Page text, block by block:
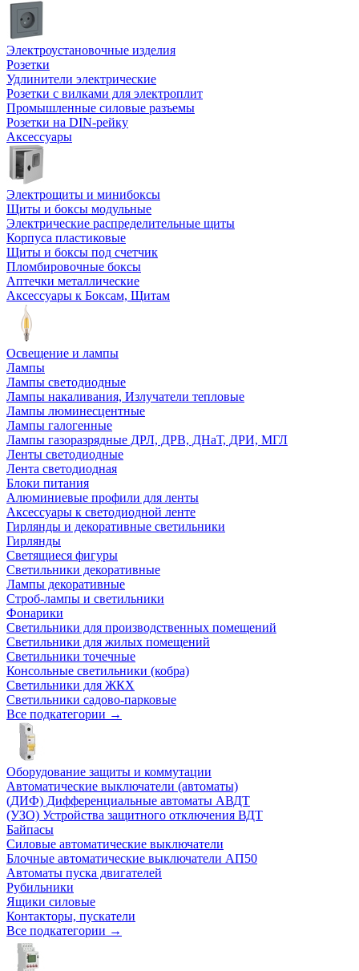
Электроустановочные изделия
Розетки
Удлинители электрические
Розетки с вилками для электроплит
Промышленные силовые разъемы
Розетки на DIN-рейку
Аксессуары
Электрощиты и минибоксы
Щиты и боксы модульные
Электрические распределительные щиты
Корпуса пластиковые
Щиты и боксы под счетчик
Пломбировочные боксы
Аптечки металлические
Аксессуары к Боксам, Щитам
Освещение и лампы
Лампы
Лампы светодиодные
Лампы накаливания, Излучатели тепловые
Лампы люминесцентные
Лампы галогенные
Лампы газоразрядные ДРЛ, ДРВ, ДНаТ, ДРИ, МГЛ
Ленты светодиодные
Лента светодиодная
Блоки питания
Алюминиевые профили для ленты
Аксессуары к светодиодной ленте
Гирлянды и декоративные светильники
Гирлянды
Светящиеся фигуры
Светильники декоративные
Лампы декоративные
Строб-лампы и светильники
Фонарики
Светильники для производственных помещений
Светильники для жилых помещений
Светильники точечные
Консольные светильники (кобра)
Светильники для ЖКХ
Светильники садово-парковые
Все подкатегории →
Оборудование защиты и коммутации
Автоматические выключатели (автоматы)
(ДИФ) Дифференциальные автоматы АВДТ
(УЗО) Устройства защитного отключения ВДТ
Байпасы
Силовые автоматические выключатели
Блочные автоматические выключатели АП50
Автоматы пуска двигателей
Рубильники
Ящики силовые
Контакторы, пускатели
Все подкатегории →